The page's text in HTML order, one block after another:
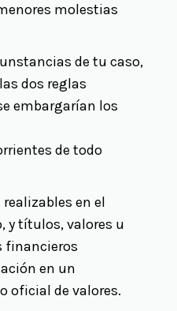
molestias
de tu caso,
dos reglas
embargarían los
de todo
en el
y títulos, valores u
financieros
en un
oficial de valores.